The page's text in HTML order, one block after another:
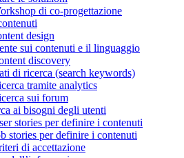
di co-progettazione
design
sui contenuti e il linguaggio
discovery
di ricerca (search keywords)
tramite analytics
sui forum
ai bisogni degli utenti
stories per definire i contenuti
stories per definire i contenuti
di accettazione